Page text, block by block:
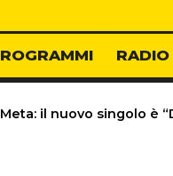
RADIO
il nuovo singolo è